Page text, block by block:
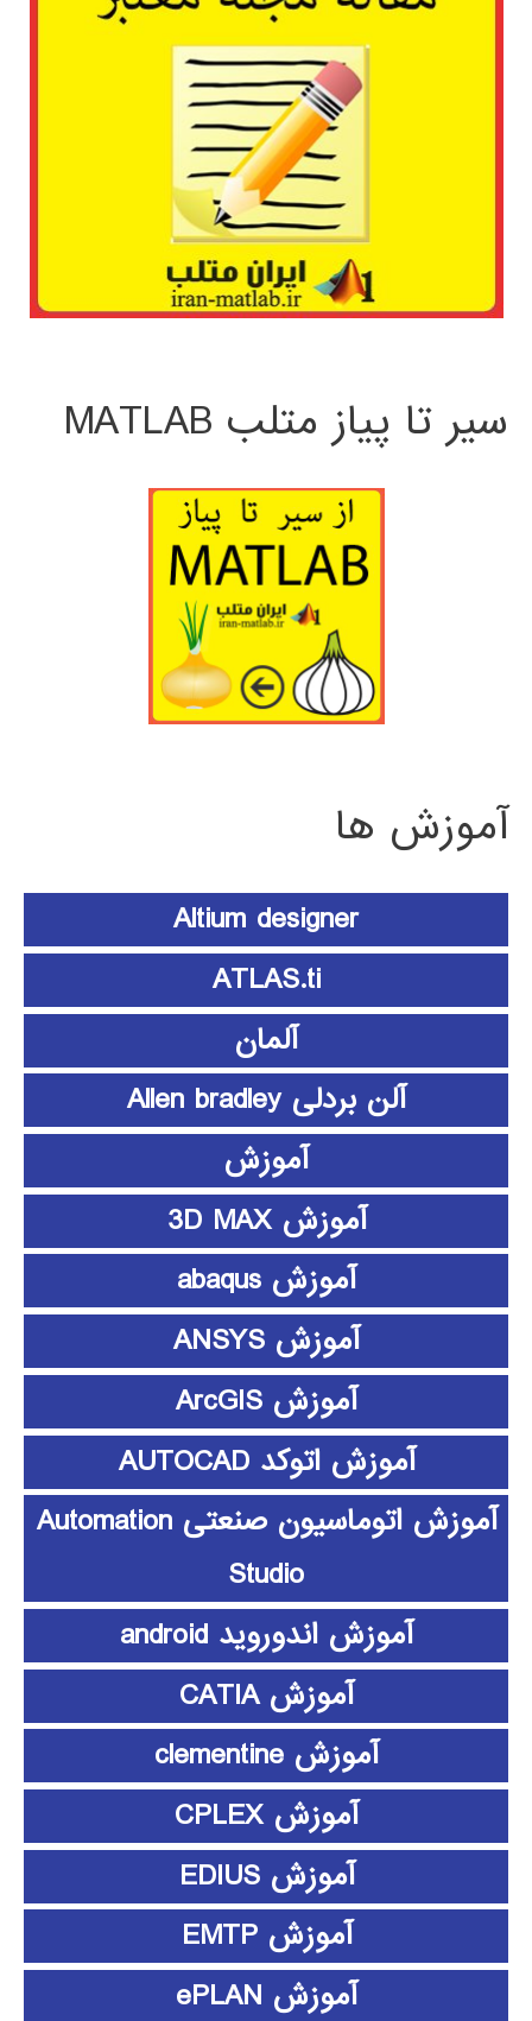
سیر تا پیاز متلب MATLAB
آموزش ها
Altium designer
ATLAS.ti
آلمان
آلن بردلی Allen bradley
آموزش
آموزش 3D MAX
آموزش abaqus
آموزش ANSYS
آموزش ArcGIS
آموزش اتوکد AUTOCAD
آموزش اتوماسیون صنعتی Automation
Studio
آموزش اندوروید android
آموزش CATIA
آموزش clementine
آموزش CPLEX
آموزش EDIUS
آموزش EMTP
آموزش ePLAN